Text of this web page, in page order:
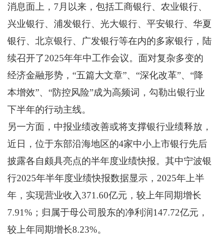
消息面上，7月以来，包括工商银行、农业银行、
兴业银行、浦发银行、光大银行、平安银行、华夏
银行、北京银行、广发银行等在内的多家银行，陆
续召开了2025年年中工作会议。面对复杂多变的
经济金融形势，“五篇大文章”、“深化改革”、“降
本增效”、“防控风险”成为高频词，勾勒出银行业
下半年的行动主线。
另一方面，中报业绩改善或将支撑银行业绩释放，
近日，位于东部沿海地区的4家中小上市银行先后
披露各自颇具亮点的半年度业绩快报。其中宁波银
行2025年半年度业绩快报数据显示，2025年上半
年，实现营业收入371.60亿元，较上年同期增长
7.91%；归属于母公司股东的净利润147.72亿元，
较上年同期增长8.23%。